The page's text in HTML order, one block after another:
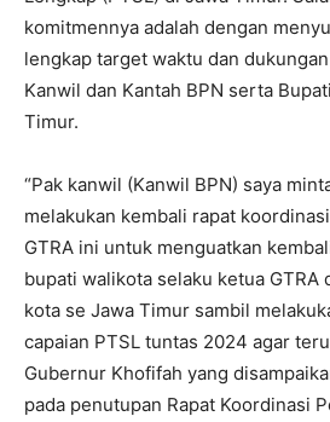
komitmennya adalah dengan
lengkap target waktu dan
Kanwil dan Kantah BPN serta
Timur.
“Pak kanwil (Kanwil BPN) saya
melakukan kembali rapat
GTRA ini untuk menguatkan
bupati walikota selaku ketua GTRA
kota se Jawa Timur sambil
capaian PTSL tuntas 2024 agar
Gubernur Khofifah yang
pada penutupan Rapat Koordinasi